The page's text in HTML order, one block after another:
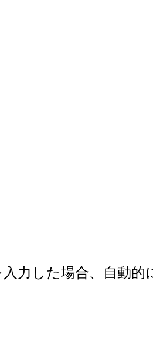
力した場合、自動的